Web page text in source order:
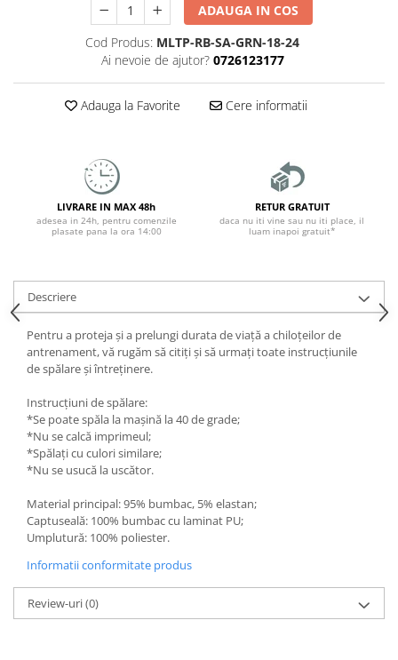
ADAUGA IN COS
Cod Produs: MLTP-RB-SA-GRN-18-24
Ai nevoie de ajutor? 0726123177
Adauga la Favorite Cere informatii
LIVRARE IN MAX 48h
adesea in 24h, pentru comenzile
plasate pana la ora 14:00
RETUR GRATUIT
daca nu iti vine sau nu iti place, il
luam inapoi gratuit*
Descriere
Pentru a proteja și a prelungi durata de viață a chiloțeilor de
antrenament, vă rugăm să citiți și să urmați toate instrucțiunile
de spălare și întreținere.
Instrucțiuni de spălare:
*Se poate spăla la mașină la 40 de grade;
*Nu se calcă imprimeul;
*Spălați cu culori similare;
*Nu se usucă la uscător.
Material principal: 95% bumbac, 5% elastan;
Captuseală: 100% bumbac cu laminat PU;
Umplutură: 100% poliester.
Informatii conformitate produs
Review-uri(0)